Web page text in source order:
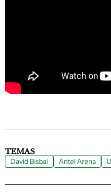
TEMAS
David Bisbal Antel Arena